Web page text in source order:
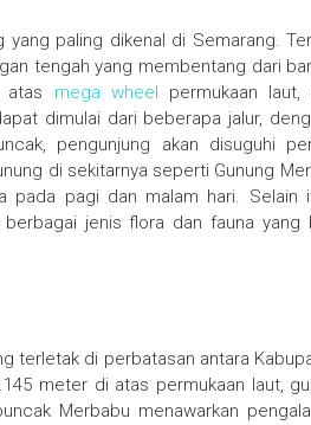
yang paling dikenal di Semarang.
tengah yang membentang dari
atas mega wheel permukaan laut,
dimulai dari beberapa jalur,
pengunjung akan disuguhi
di sekitarnya seperti Gunung
pada pagi dan malam hari. Selain
jenis flora dan fauna
terletak di perbatasan antara
meter di atas permukaan laut,
Merbabu menawarkan